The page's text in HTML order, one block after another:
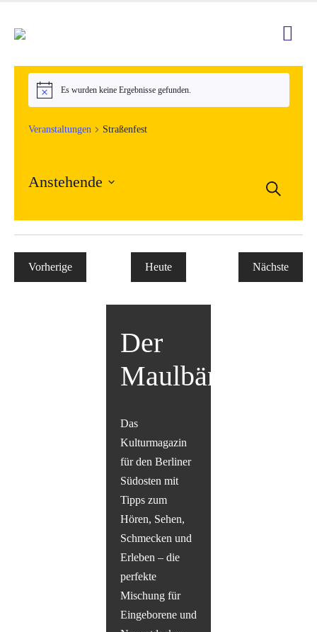
HinweisEs wurden keine Ergebnisse gefunden.
Veranstaltungen Straßenfest
und
Suche
Anstehende
wählen.
Vorherige
Veranstaltungen
Heute
Nächste
Der
Maulbär
Das
Kulturmagazin
für den Berliner
Südosten mit
Tipps zum
Hören, Sehen,
Schmecken und
Erleben – die
perfekte
Mischung für
Eingeborene und